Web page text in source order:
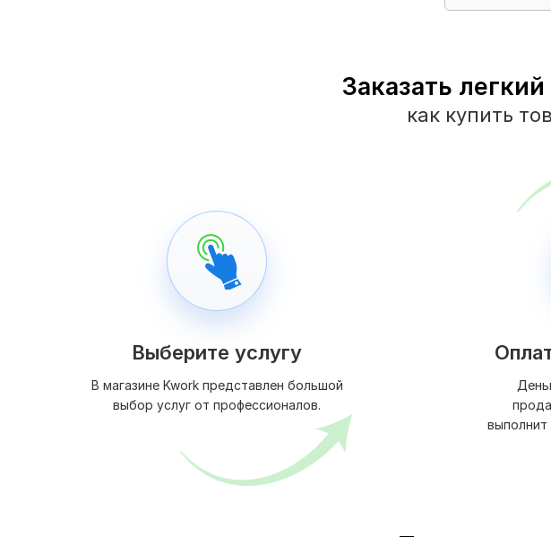
Заказать
как купить
Выберите услугу
В магазине Kwork представлен большой
выбор услуг от профессионалов.
выполнит